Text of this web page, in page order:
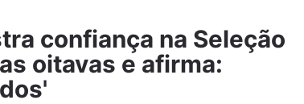
confiança na Seleção
oitavas e afirma: